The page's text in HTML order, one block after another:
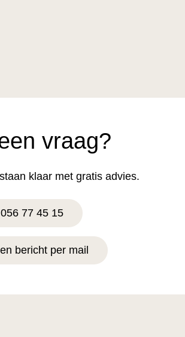
vraag?
klaar met gratis advies.
77 45 15
bericht per mail